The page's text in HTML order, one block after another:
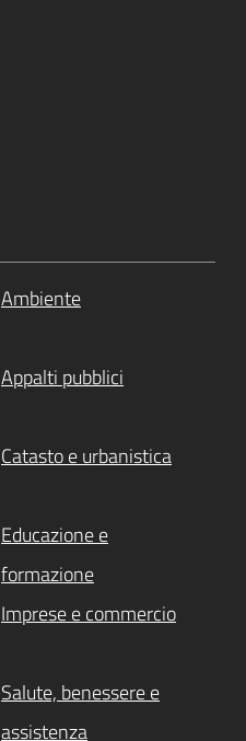
Ambiente
Appalti pubblici
Catasto e urbanistica
Educazione e
formazione
Imprese e commercio
Salute, benessere e
assistenza